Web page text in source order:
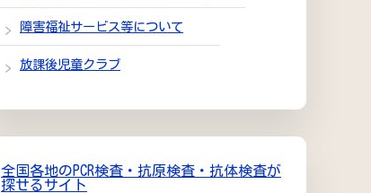
障害福祉サービス等について
放課後児童クラブ
全国各地のPCR検査・抗原検査・抗体検査が
探せるサイト